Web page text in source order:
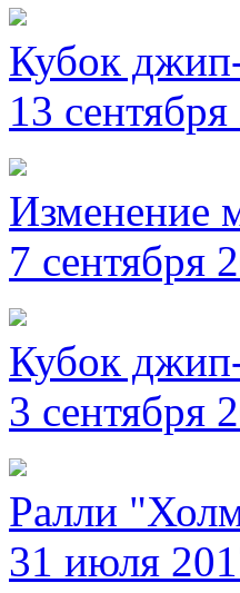
Кубок
13
Изменение
7 сентября
Кубок
3 сентября
Ралли
31 июля